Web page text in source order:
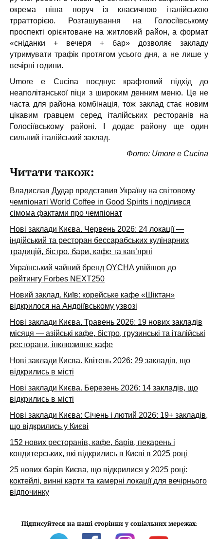
окрема ніша поруч із класичною італійською
трратторією. Розташування на Голосіївському
проспекті орієнтоване на житловий район, а формат
«сніданки + вечеря + бар» дозволяє закладу
утримувати трафік протягом усього дня, а не лише у
вечірні години.
Umore e Cucina поєднує крафтовий підхід до
неаполітанської піци з широким денним меню. Це не
часта для района комбінація, тож заклад стає новим
цікавим гравцем серед італійських ресторанів на
Голосіївському районі. І додає району ще один
сильний італійський заклад.
Фото: Umore e Cucina
Читати також:
Владислав Дудар представив Україну на світовому
чемпіонаті World Coffee in Good Spirits і поділився
сімома фактами про чемпіонат
Нові заклади Києва. Червень 2026: 24 локації —
індійський та ресторан бессарабських кулінарних
традицій, бістро, бари, кафе та кав’ярні
Український чайний бренд OYCHA увійшов до
рейтингу Forbes NEXT250
Новий заклад. Київ: корейське кафе «Шіктан»
відкрилося на Андріївському узвозі
Нові заклади Києва. Травень 2026: 19 нових закладів
місяця — азійські кафе, бістро, грузинські та італійські
ресторани, інклюзивне кафе
Нові заклади Києва. Квітень 2026: 29 закладів, що
відкрились в місті
Нові заклади Києва. Березень 2026: 14 закладів, що
відкрились в місті
Нові заклади Києва: Січень і лютий 2026: 19+ закладів,
що відкрились у Києві
152 нових ресторанів, кафе, барів, пекарень і
кондитерських, які відкрились в Києві в 2025 році
25 нових барів Києва, що відкрилися у 2025 році:
коктейлі, винні карти та камерні локації для вечірнього
відпочинку
Підписуйтеся на наші сторінки у соціальних мережах: